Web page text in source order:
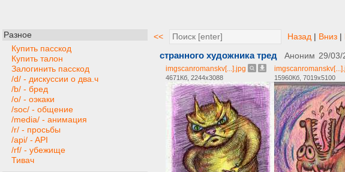
Разное
Купить пасскод
Купить талон
Залогинить пасскод
/d/ - дискуссии о два.ч
/b/ - бред
/o/ - оэкаки
/soc/ - общение
/media/ - анимация
/r/ - просьбы
/api/ - API
/rf/ - убежище
Тивач
<< Назад | Вниз |
странного художника тред Аноним 29/03/
imgscanromanskv[...].jpg
4671Кб, 2244x3088 15960Кб, 7019x5100